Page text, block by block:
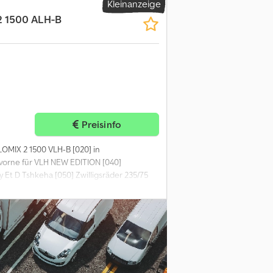
Progressive Mix Schnecken [150]
Kleinanzeige
1500 ALH-B
Preisinfo
2 1500 VLH-B [020] in
für VLH NEW EDITION [040]
D Tshkeha [050] Zwilligsräder 235/75
Bluetooth)* [080] Hydraulischer
Förderband/-kette beidseitig [100]
lang anstelle Serie pro
Schnecken statt standard Schnecken +
Bedieneinheit je extra